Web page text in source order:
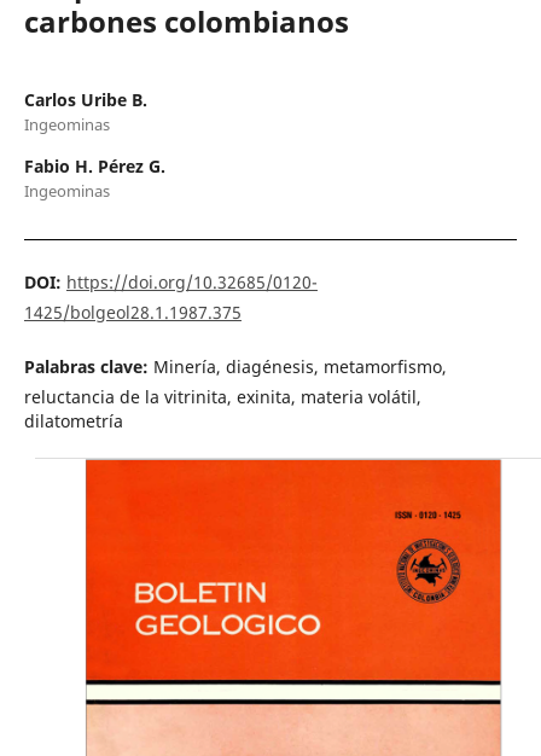
carbones colombianos
Carlos Uribe B.
Ingeominas
Fabio H. Pérez G.
Ingeominas
DOI: https://doi.org/10.32685/0120-
1425/bolgeol28.1.1987.375
Palabras clave: Minería, diagénesis, metamorfismo,
reluctancia de la vitrinita, exinita, materia volátil,
dilatometría